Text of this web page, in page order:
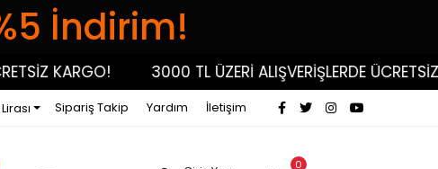
İndirim!
KARGO! 3000 TL ÜZERİ ALIŞVERİŞLERDE ÜCRETSİZ
Sipariş Takip Yardım İletişim
0